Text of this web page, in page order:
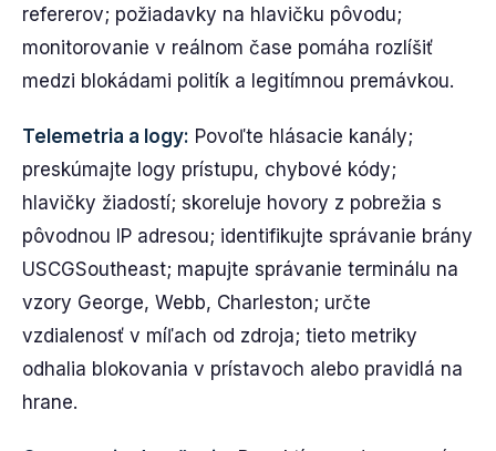
refererov; požiadavky na hlavičku pôvodu;
monitorovanie v reálnom čase pomáha rozlíšiť
medzi blokádami politík a legitímnou premávkou.
Telemetria a logy: Povoľte hlásacie kanály;
preskúmajte logy prístupu, chybové kódy;
hlavičky žiadostí; skoreluje hovory z pobrežia s
pôvodnou IP adresou; identifikujte správanie brány
USCGSoutheast; mapujte správanie terminálu na
vzory George, Webb, Charleston; určte
vzdialenosť v míľach od zdroja; tieto metriky
odhalia blokovania v prístavoch alebo pravidlá na
hrane.